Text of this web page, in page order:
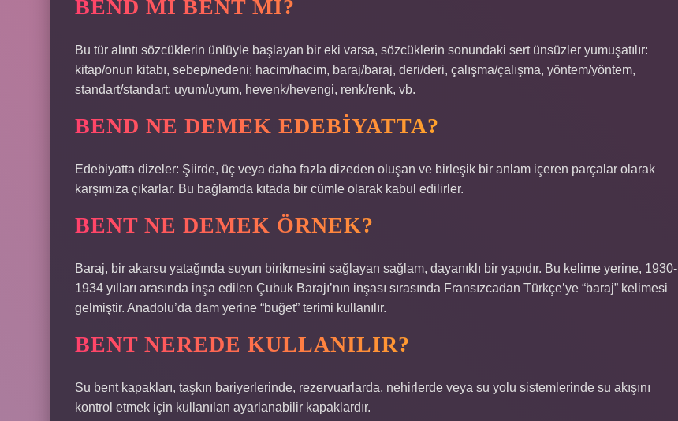
BEND MI BENT MI?
Bu tür alıntı sözcüklerin ünlüyle başlayan bir eki varsa, sözcüklerin sonundaki sert ünsüzler yumuşatılır:
kitap/onun kitabı, sebep/nedeni; hacim/hacim, baraj/baraj, deri/deri, çalışma/çalışma, yöntem/yöntem,
standart/standart; uyum/uyum, hevenk/hevengi, renk/renk, vb.
BEND NE DEMEK EDEBIYATTA?
Edebiyatta dizeler: Şiirde, üç veya daha fazla dizeden oluşan ve birleşik bir anlam içeren parçalar olarak
karşımıza çıkarlar. Bu bağlamda kıtada bir cümle olarak kabul edilirler.
BENT NE DEMEK ÖRNEK?
Baraj, bir akarsu yatağında suyun birikmesini sağlayan sağlam, dayanıklı bir yapıdır. Bu kelime yerine, 1930-
1934 yılları arasında inşa edilen Çubuk Barajı’nın inşası sırasında Fransızcadan Türkçe’ye “baraj” kelimesi
gelmiştir. Anadolu’da dam yerine “buğet” terimi kullanılır.
BENT NEREDE KULLANILIR?
Su bent kapakları, taşkın bariyerlerinde, rezervuarlarda, nehirlerde veya su yolu sistemlerinde su akışını
kontrol etmek için kullanılan ayarlanabilir kapaklardır.